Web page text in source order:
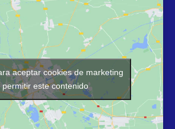
aceptar cookies de marketing
permitir este contenido